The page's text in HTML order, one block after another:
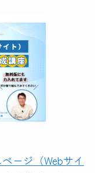
ージ（Webサイ